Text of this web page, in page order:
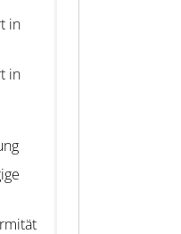
in
in